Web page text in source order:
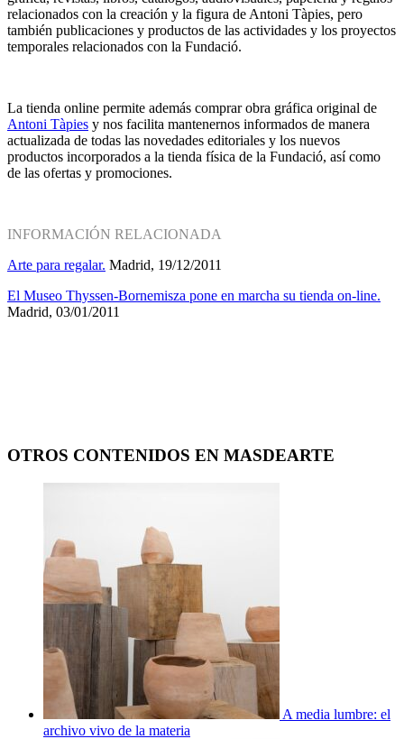
relacionados con la creación y la figura de Antoni Tàpies, pero
también publicaciones y productos de las actividades y los proyectos
temporales relacionados con la Fundació.
La tienda online permite además comprar obra gráfica original de
Antoni Tàpies y nos facilita mantenernos informados de manera
actualizada de todas las novedades editoriales y los nuevos
productos incorporados a la tienda física de la Fundació, así como
de las ofertas y promociones.
INFORMACIÓN RELACIONADA
Arte para regalar. Madrid, 19/12/2011
El Museo Thyssen-Bornemisza pone en marcha su tienda on-line.
Madrid, 03/01/2011
OTROS CONTENIDOS EN MASDEARTE
A media lumbre: el
archivo vivo de la materia